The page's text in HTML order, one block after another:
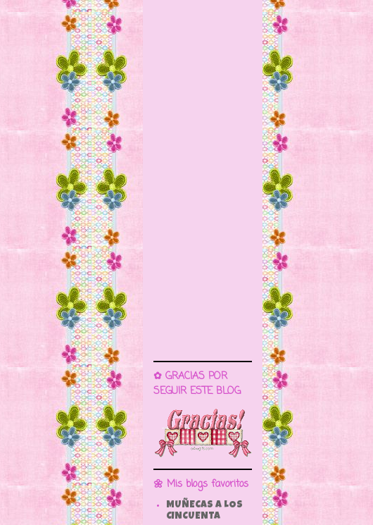
✿ GRACIAS POR
SEGUIR ESTE BLOG
🌼 Mis blogs favoritos
MUÑECAS A LOS
CINCUENTA